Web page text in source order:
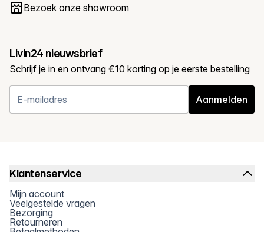
Bezoek onze showroom
Livin24 nieuwsbrief
Schrijf je in en ontvang €10 korting op je eerste bestelling
Aanmelden
Klantenservice
Mijn account
Veelgestelde vragen
Bezorging
Retourneren